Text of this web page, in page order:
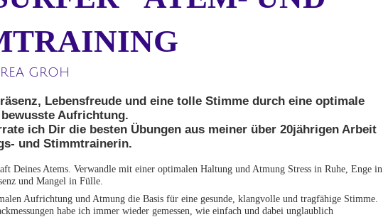
GROH
Lebensfreude und eine tolle Stimme durch eine optimale
Aufrichtung.
ich Dir die besten Übungen aus meiner über 20jährigen Arbeit
und Stimmtrainerin.
Deines Atems. Verwandle mit einer optimalen Haltung und Atmung Stress in Ruhe, Enge in
und Mangel in Fülle.
Aufrichtung und Atmung die Basis für eine gesunde, klangvolle und tragfähige Stimme.
habe ich immer wieder gemessen, wie einfach und dabei unglaublich